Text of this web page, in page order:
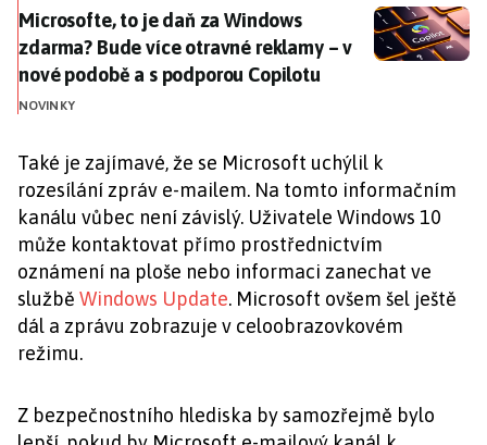
Microsofte, to je daň za Windows zdarma? Bude
Microsofte, to je daň za Windows
zdarma? Bude více otravné reklamy – v
nové podobě a s podporou Copilotu
NOVINKY
Také je zajímavé, že se Microsoft uchýlil k
rozesílání zpráv e-mailem. Na tomto informačním
kanálu vůbec není závislý. Uživatele Windows 10
může kontaktovat přímo prostřednictvím
oznámení na ploše nebo informaci zanechat ve
službě Windows Update. Microsoft ovšem šel ještě
dál a zprávu zobrazuje v celoobrazovkovém
režimu.
Z bezpečnostního hlediska by samozřejmě bylo